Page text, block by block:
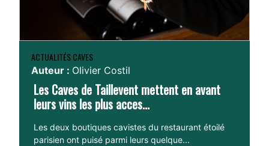
ACTUALITÉS CAVES
Auteur : Olivier Costil
Les Caves de Taillevent mettent en avant
leurs vins les plus acces...
Les deux boutiques cavistes du restaurant étoilé
parisien ont puisé parmi leurs quelque...